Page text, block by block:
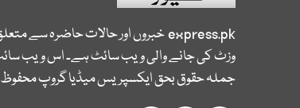
express.pkخبروں اور حالات حاضرہ سے
وزٹ کی جانے والی ویب سائٹ ہے۔ اس ویب سائٹ
جملہ حقوق بحق ایکسپریس میڈیا گروپ محفوظ